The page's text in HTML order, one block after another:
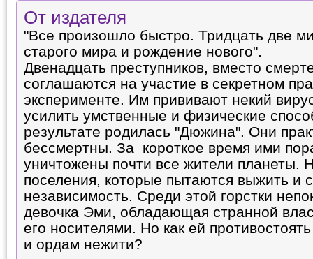
От издателя
"Все произошло быстро. Тридцать две
старого мира и рождение нового".
Двенадцать преступников, вместо
соглашаются на участие в секретном
эксперименте. Им прививают некий
усилить умственные и физические
результате родилась "Дюжина". Они
бессмертны. За короткое время ими
уничтожены почти все жители планеты.
поселения, которые пытаются выжить и
независимость. Среди этой горстки
девочка Эми, обладающая странной
его носителями. Но как ей
и ордам нежити?